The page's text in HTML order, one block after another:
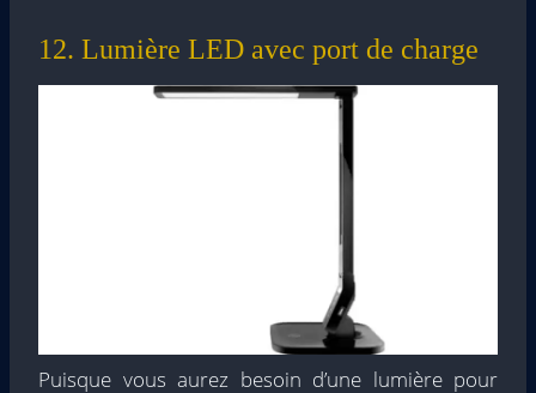
12. Lumière LED avec port de charge
Puisque vous aurez besoin d’une lumière pour